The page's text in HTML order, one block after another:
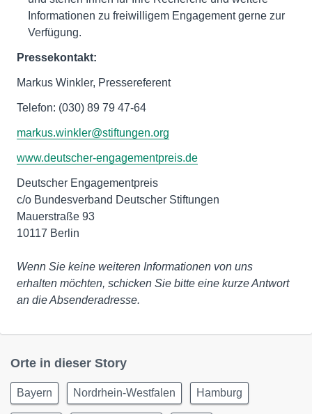
Informationen zu freiwilligem Engagement gerne zur
Verfügung.
Pressekontakt:
Markus Winkler, Pressereferent
Telefon: (030) 89 79 47-64
markus.winkler@stiftungen.org
www.deutscher-engagementpreis.de
Deutscher Engagementpreis
c/o Bundesverband Deutscher Stiftungen
Mauerstraße 93
10117 Berlin
Wenn Sie keine weiteren Informationen von uns
erhalten möchten, schicken Sie bitte eine kurze Antwort
an die Absenderadresse.
Orte in dieser Story
Bayern Nordrhein-Westfalen Hamburg